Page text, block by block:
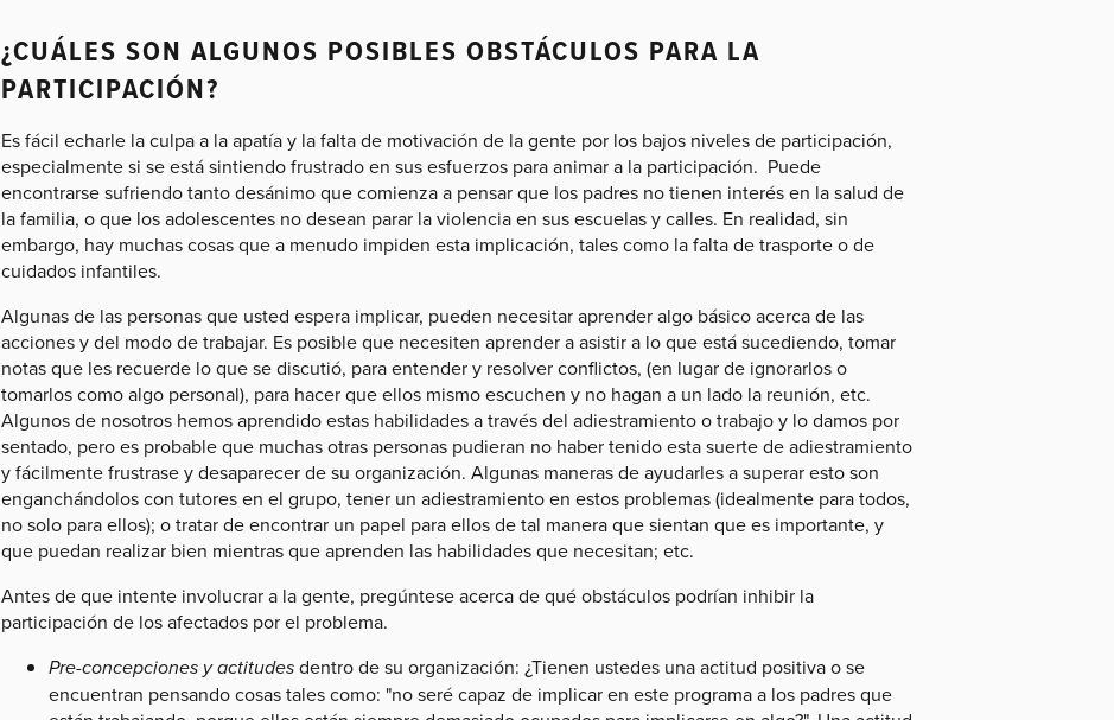
¿CUÁLES SON ALGUNOS POSIBLES OBSTÁCULOS PARA LA
PARTICIPACIÓN?
Es fácil echarle la culpa a la apatía y la falta de motivación de la gente por los bajos niveles de participación,
especialmente si se está sintiendo frustrado en sus esfuerzos para animar a la participación. Puede
encontrarse sufriendo tanto desánimo que comienza a pensar que los padres no tienen interés en la salud de
la familia, o que los adolescentes no desean parar la violencia en sus escuelas y calles. En realidad, sin
embargo, hay muchas cosas que a menudo impiden esta implicación, tales como la falta de trasporte o de
cuidados infantiles.
Algunas de las personas que usted espera implicar, pueden necesitar aprender algo básico acerca de las
acciones y del modo de trabajar. Es posible que necesiten aprender a asistir a lo que está sucediendo, tomar
notas que les recuerde lo que se discutió, para entender y resolver conflictos, (en lugar de ignorarlos o
tomarlos como algo personal), para hacer que ellos mismo escuchen y no hagan a un lado la reunión, etc.
Algunos de nosotros hemos aprendido estas habilidades a través del adiestramiento o trabajo y lo damos por
sentado, pero es probable que muchas otras personas pudieran no haber tenido esta suerte de adiestramiento
y fácilmente frustrase y desaparecer de su organización. Algunas maneras de ayudarles a superar esto son
enganchándolos con tutores en el grupo, tener un adiestramiento en estos problemas (idealmente para todos,
no solo para ellos); o tratar de encontrar un papel para ellos de tal manera que sientan que es importante, y
que puedan realizar bien mientras que aprenden las habilidades que necesitan; etc.
Antes de que intente involucrar a la gente, pregúntese acerca de qué obstáculos podrían inhibir la
participación de los afectados por el problema.
Pre-concepciones y actitudesdentro de su organización: ¿Tienen ustedes una actitud positiva o se
encuentran pensando cosas tales como: "no seré capaz de implicar en este programa a los padres que